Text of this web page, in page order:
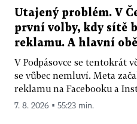
Utajený problém. V
první volby, kdy sítě
reklamu. A hlavní
V Podpásovce se tentokrát
se vůbec nemluví. Meta
reklamu na Facebooku a
7. 8. 2026 ▪ 55:23 min.